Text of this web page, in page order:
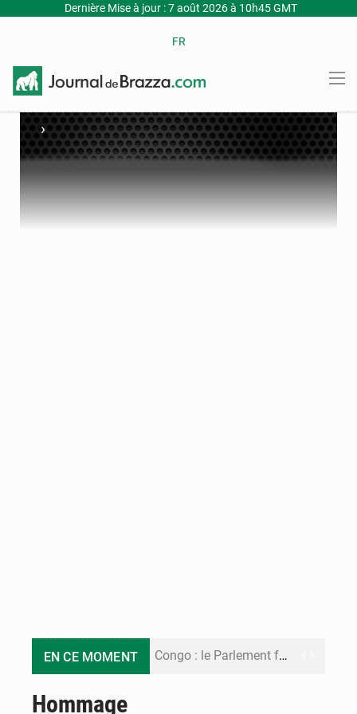
Dernière Mise à jour : 7 août 2026 à 10h45 GMT
FR
›
EN CE MOMENT Congo : le Parlement formule 28 recommandations sur le Cadre budgétaire 2027-2029
Hommage